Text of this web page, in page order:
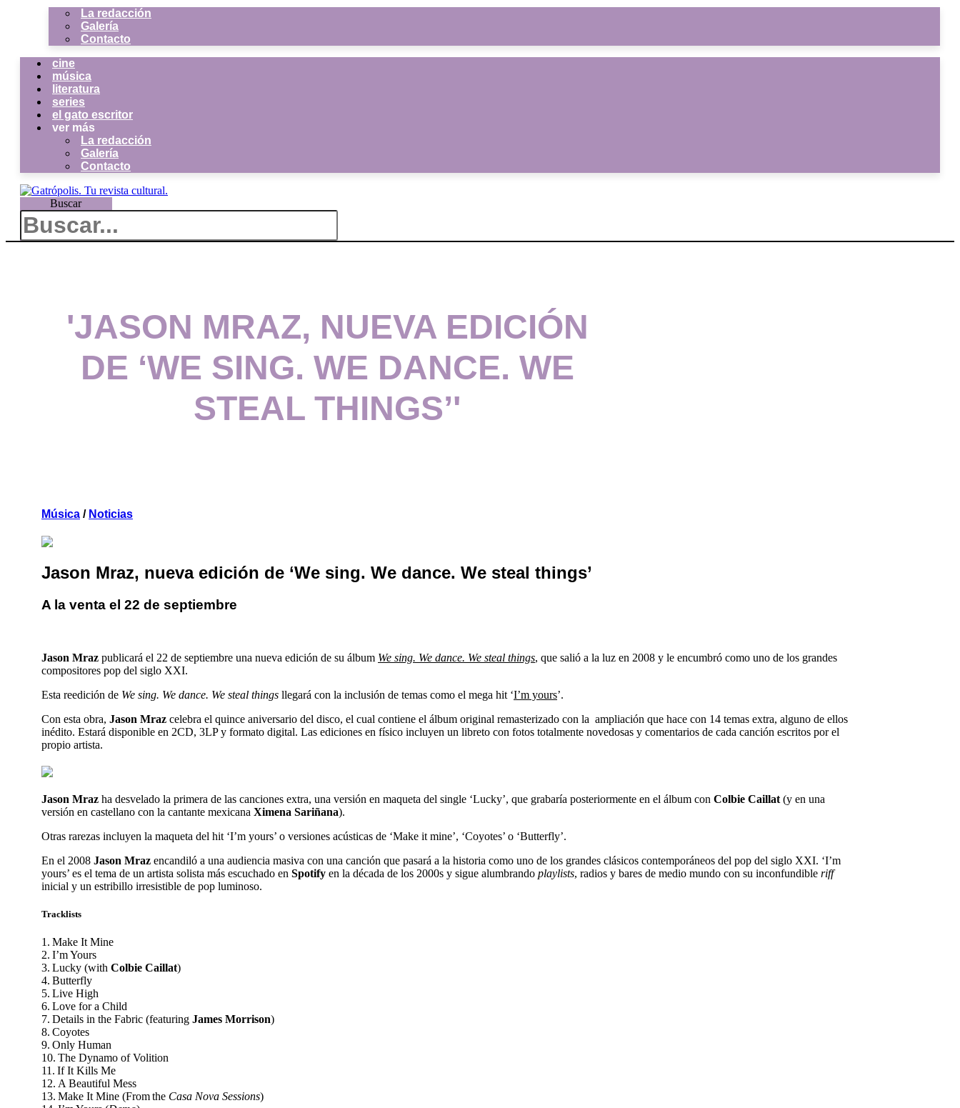
La redacción
Galería
Contacto
cine
música
literatura
series
el gato escritor
ver más
La redacción
Galería
Contacto
Buscar
'JASON MRAZ, NUEVA EDICIÓN
DE ‘WE SING. WE DANCE. WE
STEAL THINGS’'
Música / Noticias
Jason Mraz, nueva edición de ‘We sing. We dance. We steal things’
A la venta el 22 de septiembre
Jason Mraz publicará el 22 de septiembre una nueva edición de su álbum We sing. We dance. We steal things, que salió a la luz en 2008 y le encumbró como uno de los grandes
compositores pop del siglo XXI.
Esta reedición de We sing. We dance. We steal things llegará con la inclusión de temas como el mega hit ‘I’m yours’.
Con esta obra, Jason Mraz celebra el quince aniversario del disco, el cual contiene el álbum original remasterizado con la ampliación que hace con 14 temas extra, alguno de ellos
inédito. Estará disponible en 2CD, 3LP y formato digital. Las ediciones en físico incluyen un libreto con fotos totalmente novedosas y comentarios de cada canción escritos por el
propio artista.
Jason Mraz ha desvelado la primera de las canciones extra, una versión en maqueta del single ‘Lucky’, que grabaría posteriormente en el álbum con Colbie Caillat (y en una
versión en castellano con la cantante mexicana Ximena Sariñana).
Otras rarezas incluyen la maqueta del hit ‘I’m yours’ o versiones acústicas de ‘Make it mine’, ‘Coyotes’ o ‘Butterfly’.
En el 2008 Jason Mraz encandiló a una audiencia masiva con una canción que pasará a la historia como uno de los grandes clásicos contemporáneos del pop del siglo XXI. ‘I’m
yours’ es el tema de un artista solista más escuchado en Spotify en la década de los 2000s y sigue alumbrando playlists, radios y bares de medio mundo con su inconfundible riff
inicial y un estribillo irresistible de pop luminoso.
Tracklists
1. Make It Mine
2. I’m Yours
3. Lucky (with Colbie Caillat)
4. Butterfly
5. Live High
6. Love for a Child
7. Details in the Fabric (featuring James Morrison)
8. Coyotes
9. Only Human
10. The Dynamo of Volition
11. If It Kills Me
12. A Beautiful Mess
13. Make It Mine (From the Casa Nova Sessions)